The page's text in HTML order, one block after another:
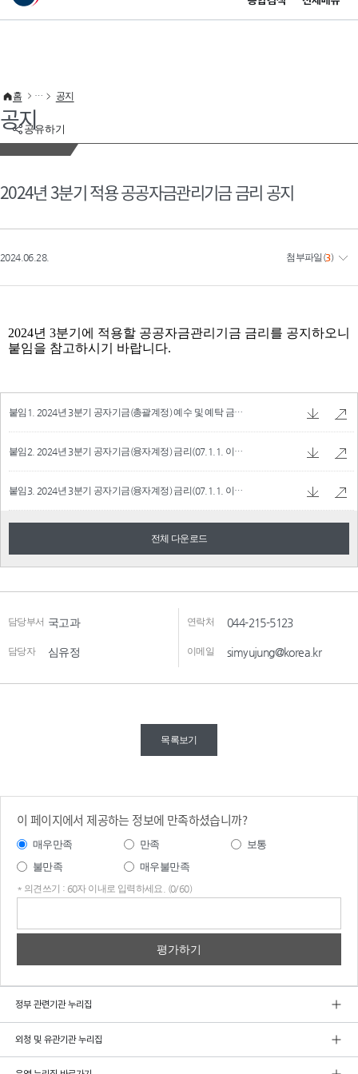
이 누리집은 대한민국 공식 전자정부 누리집입니다.
공유하기
홈 공지
공지
2024년 3분기 적용 공공자금관리기금 금리 공지
2024.06.28. 첨부파일 (3)
붙임1. 2024년 3분기 공자기금(총괄계정) 예수 및 예탁 금리.pdf
붙임2. 2024년 3분기 공자기금(융자계정) 금리(07.1.1. 이후 사업).pdf 100.62 KB
붙임3. 2024년 3분기 공자기금(융자계정) 금리(07.1.1. 이전 사업).pdf 93.43 KB
전체 다운로드
담당부서 국고과 연락처 044-215-5123
담당자 심유정 이메일 simyujung@korea.kr
목록보기
이 페이지에서 제공하는 정보에 만족하셨습니까?
매우만족 만족
보통
불만족
매우불만족
* 의견쓰기 : 60자 이내로 입력하세요. (0/60)
정부 관련기관 누리집
외청 및 유관기관 누리집